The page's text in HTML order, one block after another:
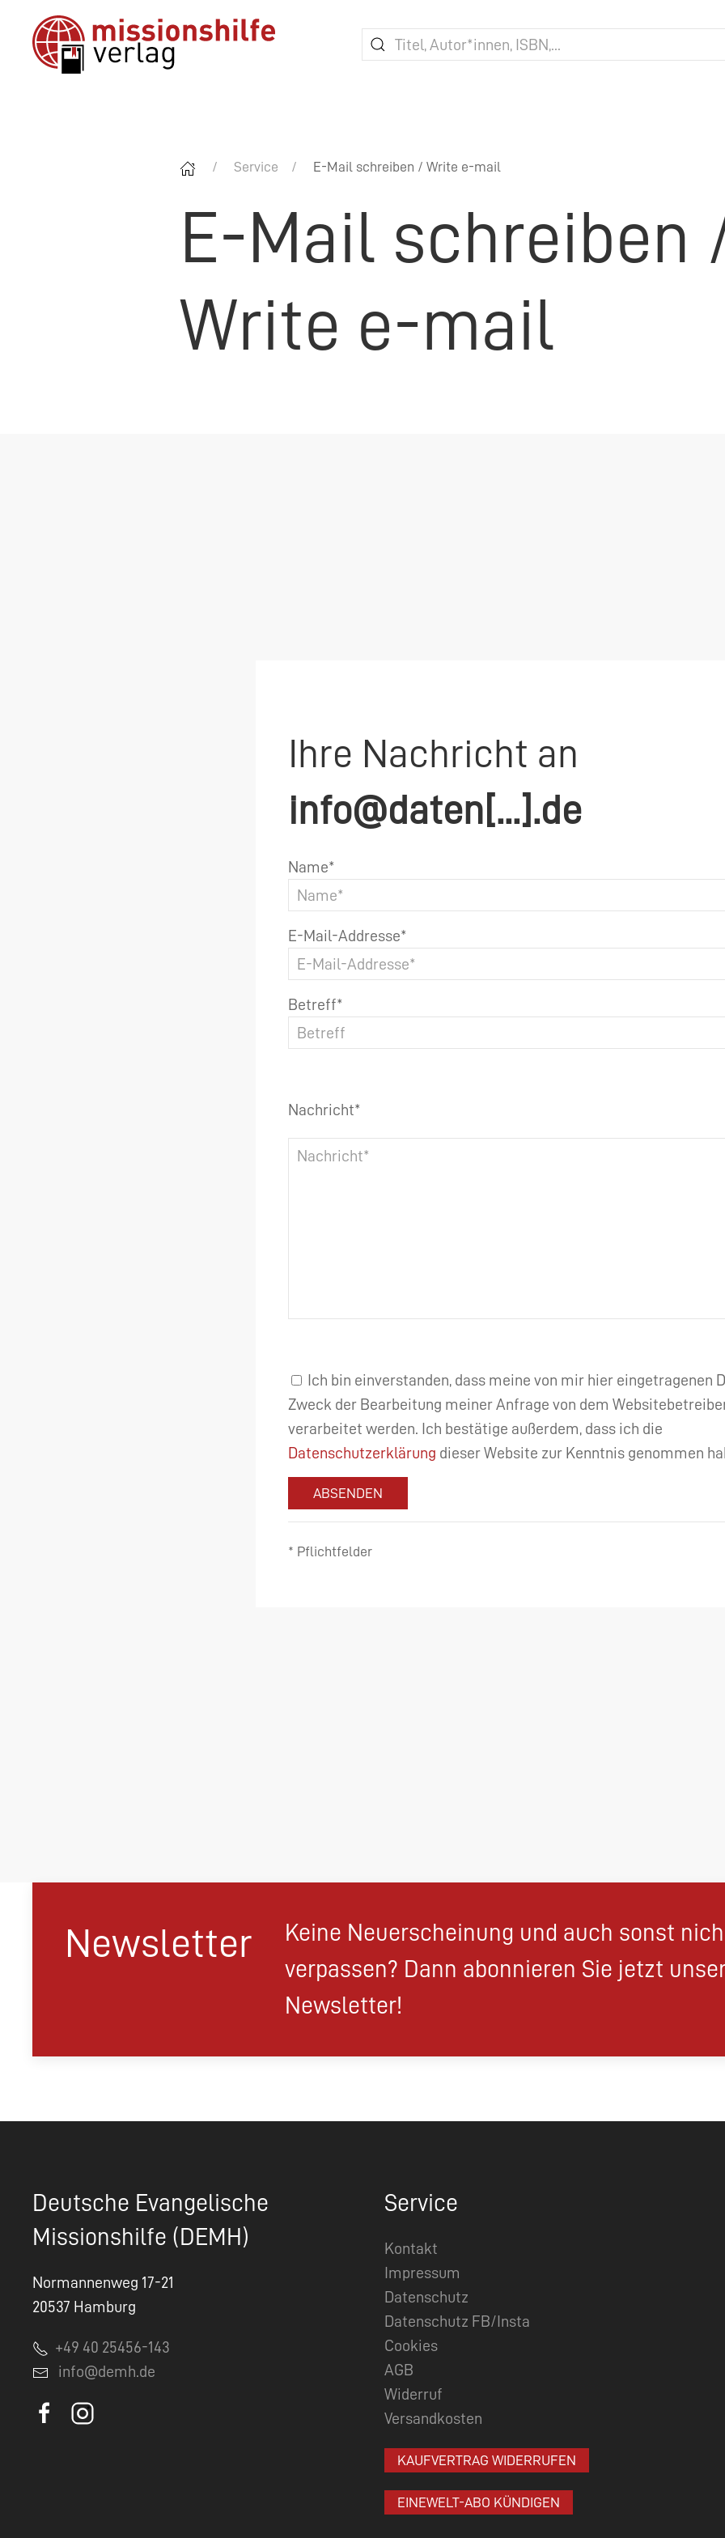
Service E-Mail schreiben / Write e-mail
E-Mail schreiben
Write e-mail
Ihre Nachricht an
info@daten[...].de
Name*
E-Mail-Addresse*
Betreff*
Nachricht*
Ich bin einverstanden, dass meine von mir hier eingetragenen
Zweck der Bearbeitung meiner Anfrage von dem
verarbeitet werden. Ich bestätige außerdem, dass ich die
Datenschutzerklärung dieser Website zur Kenntnis genommen
ABSENDEN
* Pflichtfelder
Newsletter
Keine Neuerscheinung und auch sonst
verpassen? Dann abonnieren Sie jetzt
Newsletter!
Deutsche Evangelische
Missionshilfe (DEMH)
Normannenweg 17-21
20537 Hamburg
+49 40 25456-143
info@demh.de
Service
Kontakt
Impressum
Datenschutz
Datenschutz FB/Insta
Cookies
AGB
Widerruf
Versandkosten
KAUFVERTRAG WIDERRUFEN
EINEWELT-ABO KÜNDIGEN